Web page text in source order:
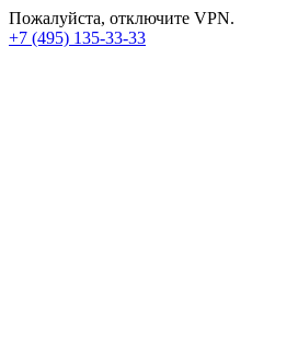
Пожалуйста, отключите VPN.
+7 (495) 135-33-33